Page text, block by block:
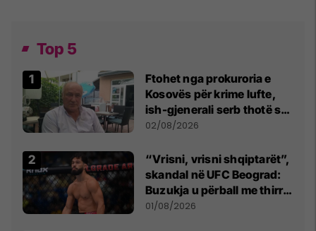
Top 5
Ftohet nga prokuroria e
Kosovës për krime lufte,
ish-gjenerali serb thotë se
dikush e tradhtoi në
02/08/2026
“Vrisni, vrisni shqiptarët”,
skandal në UFC Beograd:
Buzukja u përball me thirrje
anti-shqiptare nga
01/08/2026